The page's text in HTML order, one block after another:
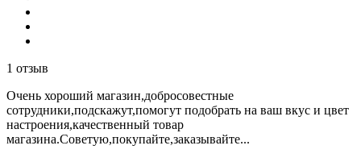
1 отзыв
Очень хороший магазин,добросовестные
сотрудники,подскажут,помогут подобрать на ваш вкус и цвет
настроения,качественный товар
магазина.Советую,покупайте,заказывайте...